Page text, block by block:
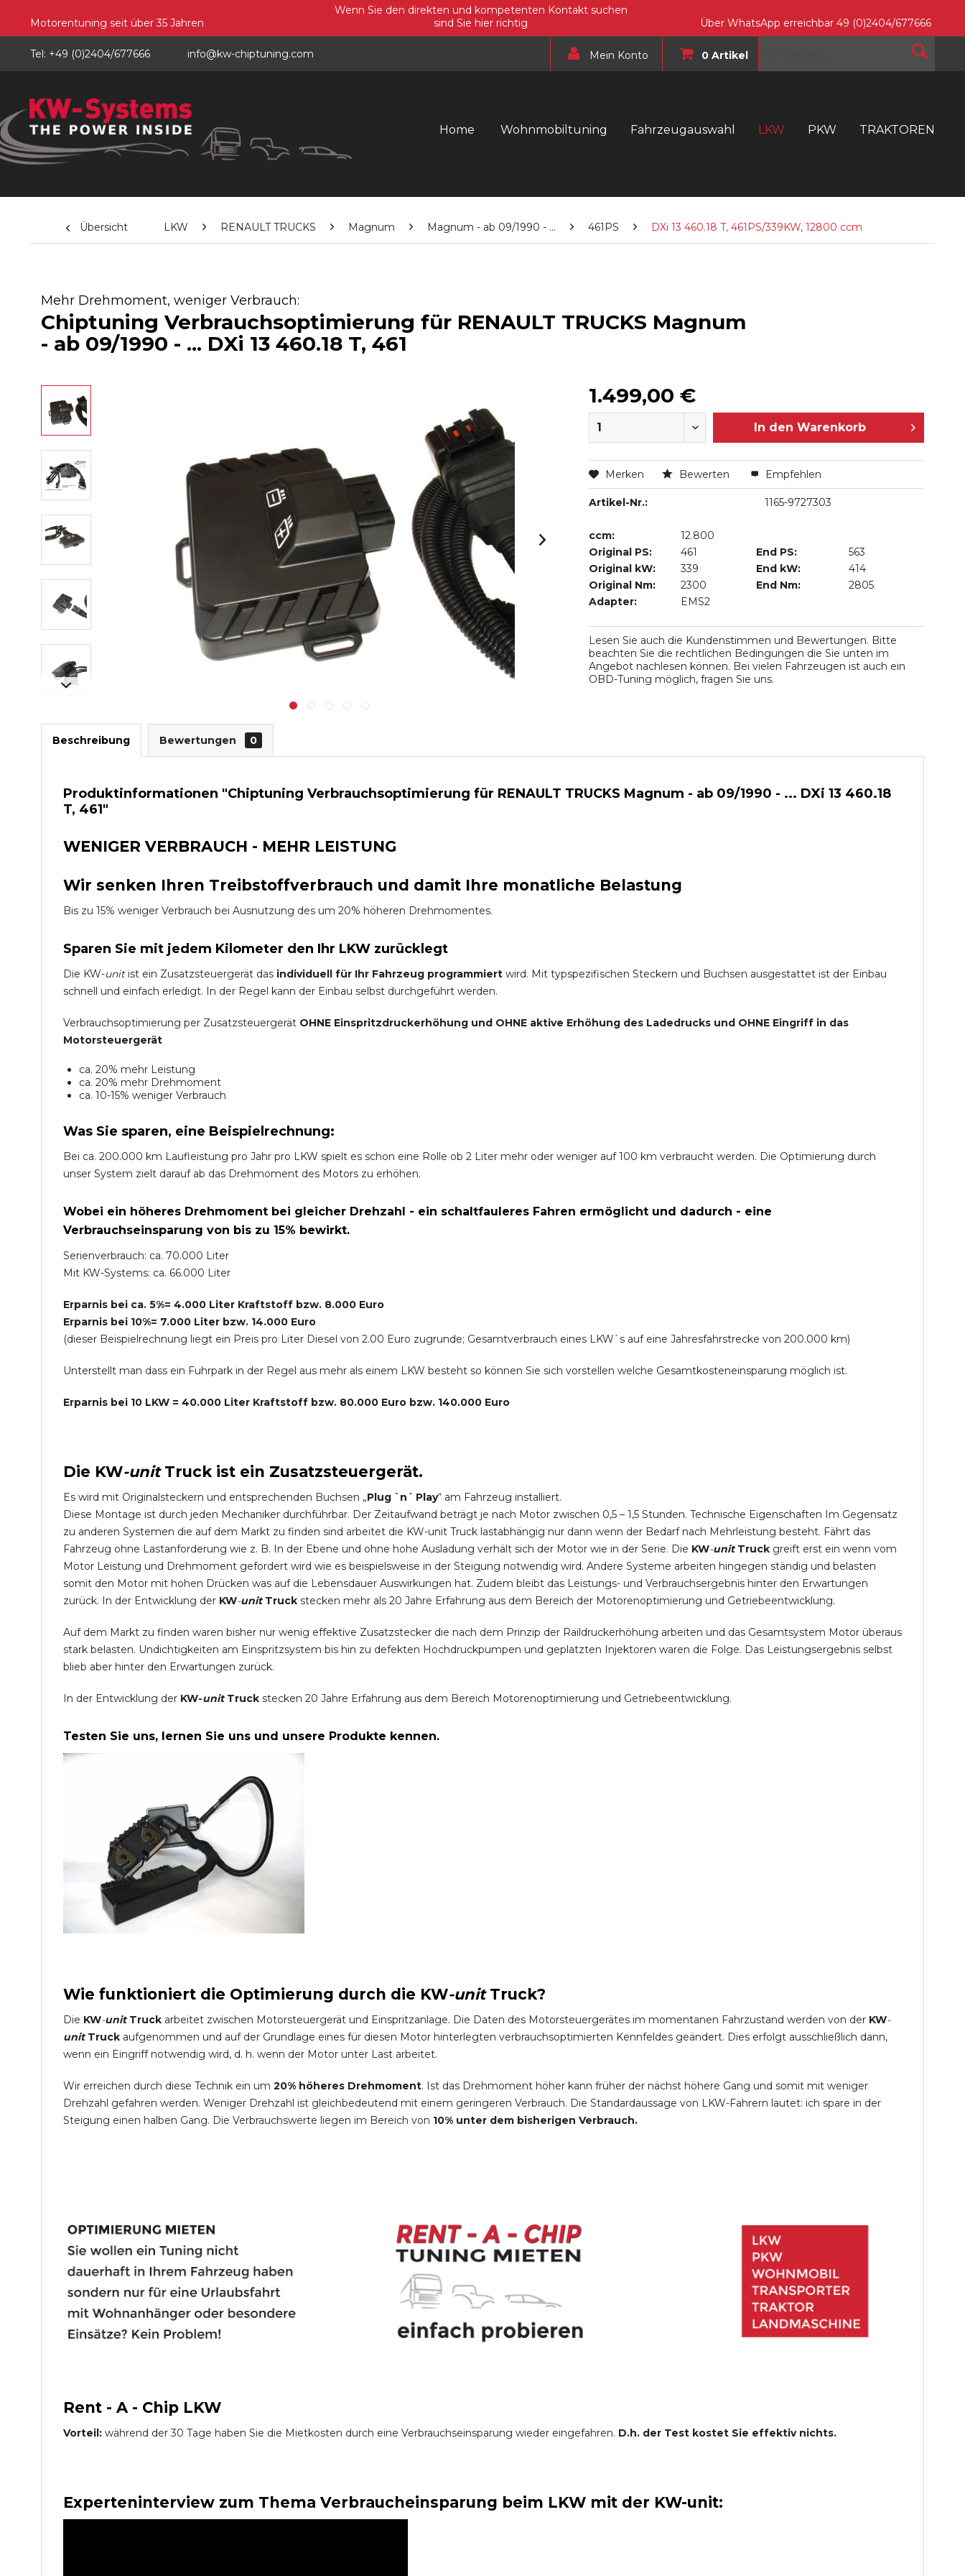
Motorentuning seit über 35 Jahren
Wenn Sie den direkten und kompetenten Kontakt suchen
sind Sie hier richtig
Über WhatsApp erreichbar 49 (0)2404/677666
Tel: +49 (0)2404/677666 info@kw-chiptuning.com Mein Konto 0 Artikel
Home Wohnmobiltuning Fahrzeugauswahl LKW PKW TRAKTOREN
Übersicht LKW RENAULT TRUCKS Magnum Magnum - ab 09/1990 - ... 461PS DXi 13 460.18 T, 461PS/339KW, 12800 ccm
Mehr Drehmoment, weniger Verbrauch:
Chiptuning Verbrauchsoptimierung für RENAULT TRUCKS Magnum
- ab 09/1990 - ... DXi 13 460.18 T, 461
1.499,00 €
In den Warenkorb
Merken Bewerten Empfehlen
Artikel-Nr.: 1165-9727303
ccm:
12.800
Original PS:
461 End PS:
563
Original kW:
339 End kW:
414
Original Nm:
2300 End Nm:
2805
Adapter:
EMS2
Lesen Sie auch die Kundenstimmen und Bewertungen. Bitte
beachten Sie die rechtlichen Bedingungen die Sie unten im
Angebot nachlesen können. Bei vielen Fahrzeugen ist auch ein
OBD-Tuning möglich, fragen Sie uns.
Beschreibung Bewertungen 0
Produktinformationen "Chiptuning Verbrauchsoptimierung für RENAULT TRUCKS Magnum - ab 09/1990 - ... DXi 13 460.18
T, 461"
WENIGER VERBRAUCH - MEHR LEISTUNG
Wir senken Ihren Treibstoffverbrauch und damit Ihre monatliche Belastung
Bis zu 15% weniger Verbrauch bei Ausnutzung des um 20% höheren Drehmomentes.
Sparen Sie mit jedem Kilometer den Ihr LKW zurücklegt
Die KW-unitist ein Zusatzsteuergerät das individuell für Ihr Fahrzeug programmiert wird. Mit typspezifischen Steckern und Buchsen ausgestattet ist der Einbau
schnell und einfach erledigt. In der Regel kann der Einbau selbst durchgeführt werden.
Verbrauchsoptimierung per Zusatzsteuergerät OHNE Einspritzdruckerhöhung und OHNE aktive Erhöhung des Ladedrucks und OHNE Eingriff in das
Motorsteuergerät
ca. 20% mehr Leistung
ca. 20% mehr Drehmoment
ca. 10-15% weniger Verbrauch
Was Sie sparen, eine Beispielrechnung:
Bei ca. 200.000 km Laufleistung pro Jahr pro LKW spielt es schon eine Rolle ob 2 Liter mehr oder weniger auf 100 km verbraucht werden. Die Optimierung durch
unser System zielt darauf ab das Drehmoment des Motors zu erhöhen.
Wobei ein höheres Drehmoment bei gleicher Drehzahl - ein schaltfauleres Fahren ermöglicht und dadurch - eine
Verbrauchseinsparung von bis zu 15% bewirkt.
Serienverbrauch: ca. 70.000 Liter
Mit KW-Systems: ca. 66.000 Liter
Erparnis bei ca. 5%= 4.000 Liter Kraftstoff bzw. 8.000 Euro
Erparnis bei 10%= 7.000 Liter bzw. 14.000 Euro
(dieser Beispielrechnung liegt ein Preis pro Liter Diesel von 2.00 Euro zugrunde; Gesamtverbrauch eines LKW`s auf eine Jahresfahrstrecke von 200.000 km)
Unterstellt man dass ein Fuhrpark in der Regel aus mehr als einem LKW besteht so können Sie sich vorstellen welche Gesamtkosteneinsparung möglich ist.
Erparnis bei 10 LKW = 40.000 Liter Kraftstoff bzw. 80.000 Euro bzw. 140.000 Euro
Die KW-unit Truckist ein Zusatzsteuergerät.
Es wird mit Originalsteckern und entsprechenden Buchsen „Plug `n´ Play“ am Fahrzeug installiert.
Diese Montage ist durch jeden Mechaniker durchführbar. Der Zeitaufwand beträgt je nach Motor zwischen 0,5 – 1,5 Stunden. Technische Eigenschaften Im Gegensatz
zu anderen Systemen die auf dem Markt zu finden sind arbeitet die KW-unit Truck lastabhängig nur dann wenn der Bedarf nach Mehrleistung besteht. Fährt das
Fahrzeug ohne Lastanforderung wie z. B. In der Ebene und ohne hohe Ausladung verhält sich der Motor wie in der Serie. Die KW-unit Truck greift erst ein wenn vom
Motor Leistung und Drehmoment gefordert wird wie es beispielsweise in der Steigung notwendig wird. Andere Systeme arbeiten hingegen ständig und belasten
somit den Motor mit hohen Drücken was auf die Lebensdauer Auswirkungen hat. Zudem bleibt das Leistungs- und Verbrauchsergebnis hinter den Erwartungen
zurück. In der Entwicklung der KW-unit Truck stecken mehr als 20 Jahre Erfahrung aus dem Bereich der Motorenoptimierung und Getriebeentwicklung.
Auf dem Markt zu finden waren bisher nur wenig effektive Zusatzstecker die nach dem Prinzip der Raildruckerhöhung arbeiten und das Gesamtsystem Motor überaus
stark belasten. Undichtigkeiten am Einspritzsystem bis hin zu defekten Hochdruckpumpen und geplatzten Injektoren waren die Folge. Das Leistungsergebnis selbst
blieb aber hinter den Erwartungen zurück.
In der Entwicklung der KW-unitTruck stecken 20 Jahre Erfahrung aus dem Bereich Motorenoptimierung und Getriebeentwicklung.
Testen Sie uns, lernen Sie uns und unsere Produkte kennen.
Wie funktioniert die Optimierung durch die KW-unit Truck?
Die KW-unit Truck arbeitet zwischen Motorsteuergerät und Einspritzanlage. Die Daten des Motorsteuergerätes im momentanen Fahrzustand werden von der KW-
unit Truck aufgenommen und auf der Grundlage eines für diesen Motor hinterlegten verbrauchsoptimierten Kennfeldes geändert. Dies erfolgt ausschließlich dann,
wenn ein Eingriff notwendig wird, d. h. wenn der Motor unter Last arbeitet.
Wir erreichen durch diese Technik ein um 20% höheres Drehmoment. Ist das Drehmoment höher kann früher der nächst höhere Gang und somit mit weniger
Drehzahl gefahren werden. Weniger Drehzahl ist gleichbedeutend mit einem geringeren Verbrauch. Die Standardaussage von LKW-Fahrern lautet: ich spare in der
Steigung einen halben Gang. Die Verbrauchswerte liegen im Bereich von 10% unter dem bisherigen Verbrauch.
Rent - A - Chip LKW
Vorteil: während der 30 Tage haben Sie die Mietkosten durch eine Verbrauchseinsparung wieder eingefahren. D.h. der Test kostet Sie effektiv nichts.
Experteninterview zum Thema Verbraucheinsparung beim LKW mit der KW-unit: